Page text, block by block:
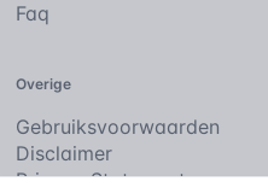
Faq
Overige
Gebruiksvoorwaarden
Disclaimer
Privacy Statement